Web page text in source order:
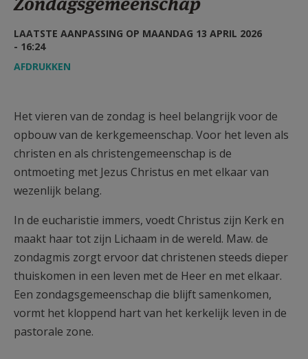
AANMELDEN OF REGISTREREN
LAATSTE AANPASSING OP MAANDAG 13 APRIL 2026
- 16:24
AFDRUKKEN
Het vieren van de zondag is heel belangrijk voor de
opbouw van de kerkgemeenschap. Voor het leven als
christen en als christengemeenschap is de
ontmoeting met Jezus Christus en met elkaar van
wezenlijk belang.
In de eucharistie immers, voedt Christus zijn Kerk en
maakt haar tot zijn Lichaam in de wereld. Maw. de
zondagmis zorgt ervoor dat christenen steeds dieper
thuiskomen in een leven met de Heer en met elkaar.
Een zondagsgemeenschap die blijft samenkomen,
vormt het kloppend hart van het kerkelijk leven in de
pastorale zone.